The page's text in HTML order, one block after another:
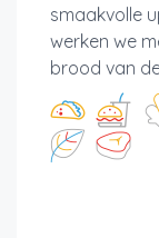
smaakvolle
werken we
brood van